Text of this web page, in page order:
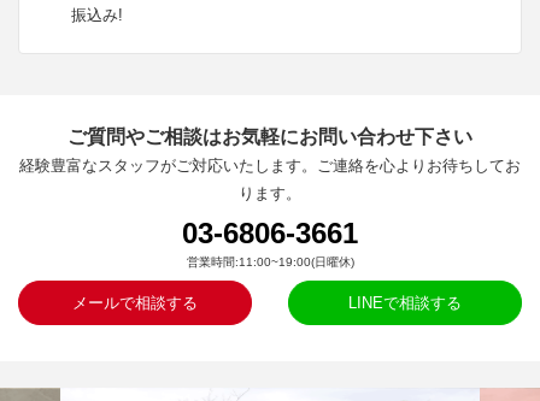
振込み!
ご質問やご相談はお気軽にお問い合わせ下さい
経験豊富なスタッフがご対応いたします。ご連絡を心よりお待ちしてお
ります。
03-6806-3661
営業時間:11:00~19:00(日曜休)
メールで相談する LINEで相談する